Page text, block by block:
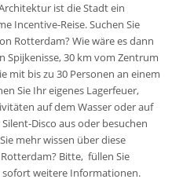
ist die Stadt ein
Incentive-Reise. Suchen Sie
Rotterdam? Wie wäre es dann
30 km vom Zentrum
mit bis zu 30 Personen an einem
Sie Ihr eigenes Lagerfeuer,
auf dem Wasser oder auf
Disco aus oder besuchen
mehr wissen über diese
Bitte, füllen Sie
sofort weitere Informationen.